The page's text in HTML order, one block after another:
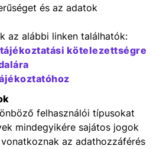
és az adatok
az alábbi linken találhatók:
tájékoztatási kötelezettségre
felhasználói típusokat
mindegyikére sajátos jogok
az adathozzáférés